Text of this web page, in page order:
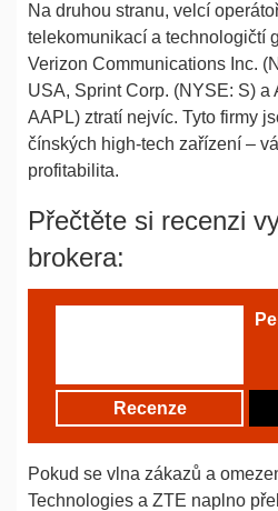
Na druhou stranu, velcí
telekomunikací a technologičtí
Verizon Communications Inc.
USA, Sprint Corp. (NYSE: S) a
AAPL) ztratí nejvíc. Tyto firmy
čínských high-tech zařízení –
profitabilita.
Přečtěte si recenzi
brokera:
Recenze
Pokud se vlna zákazů a
Technologies a ZTE naplno